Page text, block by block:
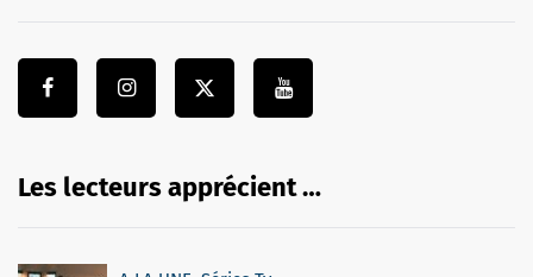
Les lecteurs apprécient …